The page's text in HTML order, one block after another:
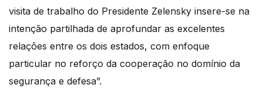
visita de trabalho do Presidente Zelensky insere-se na
intenção partilhada de aprofundar as excelentes
relações entre os dois estados, com enfoque
particular no reforço da cooperação no domínio da
segurança e defesa”.